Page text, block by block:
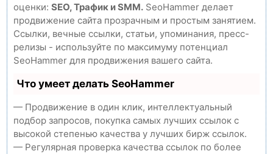
оценки: SEO, Трафик и SMM. SeoHammer делает
продвижение сайта прозрачным и простым занятием.
Ссылки, вечные ссылки, статьи, упоминания, пресс-
релизы - используйте по максимуму потенциал
SeoHammer для продвижения вашего сайта.
Что умеет делать SeoHammer
— Продвижение в один клик, интеллектуальный
подбор запросов, покупка самых лучших ссылок с
высокой степенью качества у лучших бирж ссылок.
— Регулярная проверка качества ссылок по более